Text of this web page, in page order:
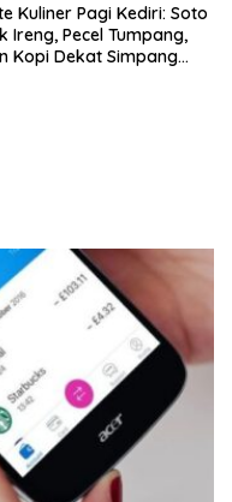
Kuliner Pagi Kediri: Soto
Ireng, Pecel Tumpang,
Kopi Dekat Simpang